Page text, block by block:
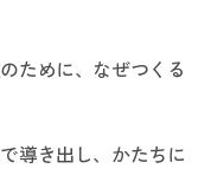
ために、なぜつくる
導き出し、かたちに